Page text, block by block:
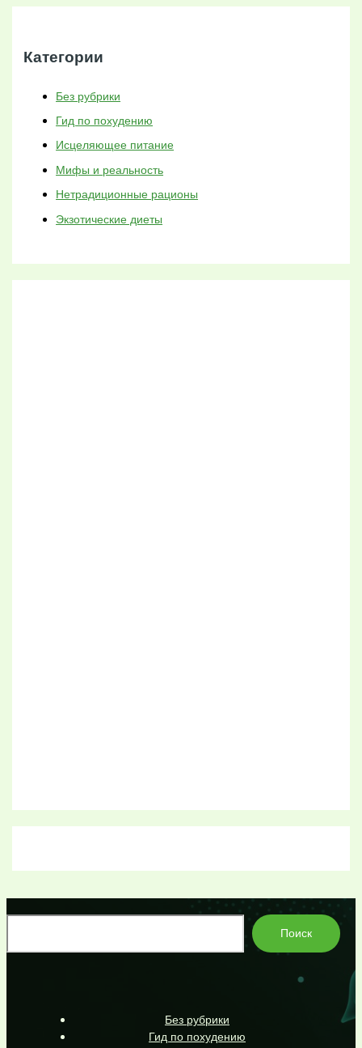
Категории
Без рубрики
Гид по похудению
Исцеляющее питание
Мифы и реальность
Нетрадиционные рационы
Экзотические диеты
Поиск
Без рубрики
Гид по похудению